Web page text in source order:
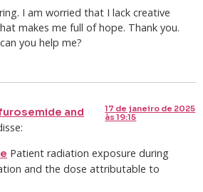
I am worried that I lack creative
makes me full of hope. Thank you.
you help me?
and
17 de janeiro de 2025
às 19:15
Patient radiation exposure during
and the dose attributable to